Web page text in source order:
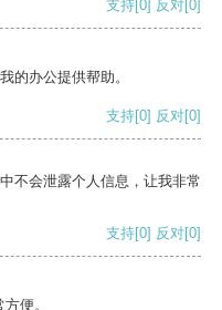
支持[0] 反对[0]
的办公提供帮助。
支持[0] 反对[0]
不会泄露个人信息，让我非常
支持[0] 反对[0]
便。